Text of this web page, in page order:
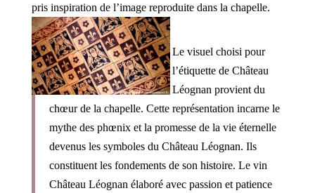
pris inspiration de l’image reproduite dans la chapelle.
Le visuel choisi pour
l’étiquette de Château
Léognan provient du
chœur de la chapelle. Cette représentation incarne le
mythe des phœnix et la promesse de la vie éternelle
devenus les symboles du Château Léognan. Ils
constituent les fondements de son histoire. Le vin
Château Léognan élaboré avec passion et patience